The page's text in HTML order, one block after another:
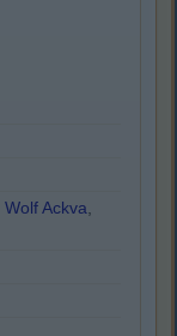
Wolf Ackva,